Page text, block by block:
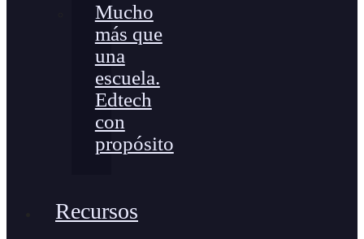
Mucho
más que
una
escuela.
Edtech
con
propósito
Recursos